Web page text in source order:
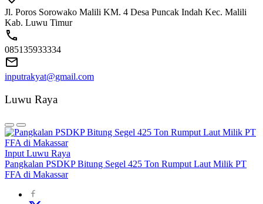
Jl. Poros Sorowako Malili KM. 4 Desa Puncak Indah Kec. Malili
Kab. Luwu Timur
085135933334
inputrakyat@gmail.com
Luwu Raya
Input Luwu Raya
Pangkalan PSDKP Bitung Segel 425 Ton Rumput Laut Milik PT
FFA di Makassar